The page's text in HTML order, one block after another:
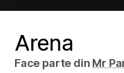
Arena
Face parte din Mr